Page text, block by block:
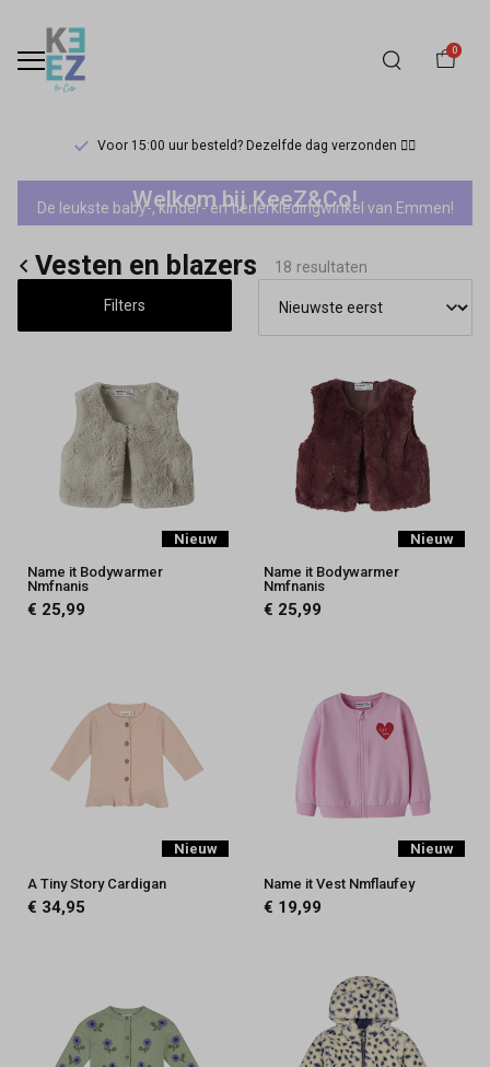
0
Voor 15:00 uur besteld? Dezelfde dag verzonden 🏃‍♀️
Vesten
en
blazers
Keez&Co
Welkom bij KeeZ&Co!
De leukste baby-, kinder- en tienerkledingwinkel van Emmen!
Vesten en blazers 18 resultaten
Filters
Nieuw
Name it Bodywarmer
Nmfnanis
€ 25,99
Nieuw
Name it Bodywarmer
Nmfnanis
€ 25,99
Nieuw
A Tiny Story Cardigan
€ 34,95
Nieuw
Name it Vest Nmflaufey
€ 19,99